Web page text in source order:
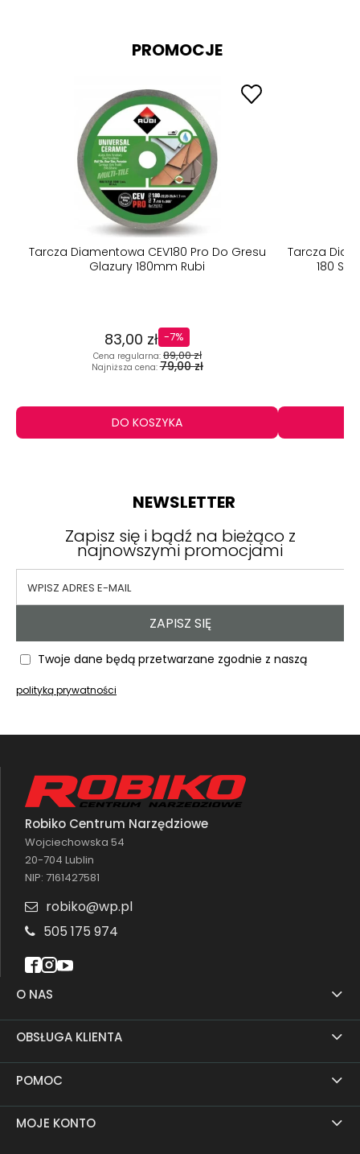
PROMOCJE
Tarcza Diamentowa CEV180 Pro Do Gresu
Glazury 180mm Rubi
83,00 zł
Cena regularna: 89,00 zł
Najniższa cena:79,00 zł
-7%
DO KOSZYKA
Tarcza
180
NEWSLETTER
Zapisz się i bądź na bieżąco z
najnowszymi promocjami
ZAPISZ SIĘ
Twoje dane będą przetwarzane zgodnie z naszą
polityką prywatności
O NAS
OBSŁUGA KLIENTA
POMOC
MOJE KONTO
Robiko Centrum Narzędziowe
Wojciechowska 54
20-704 Lublin
NIP: 7161427581
robiko@wp.pl
505 175 974